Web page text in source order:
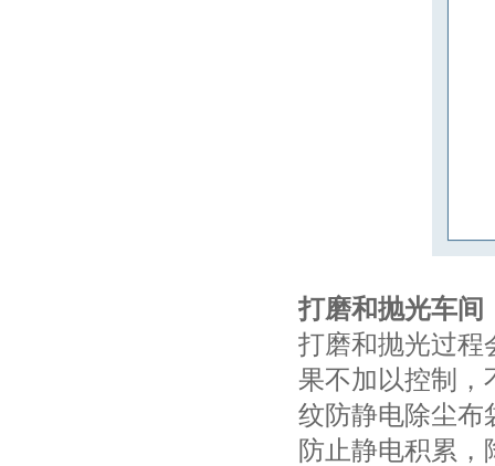
打磨和抛光车间
打磨和抛光过程
果不加以控制，
纹防静电除尘布
防止静电积累